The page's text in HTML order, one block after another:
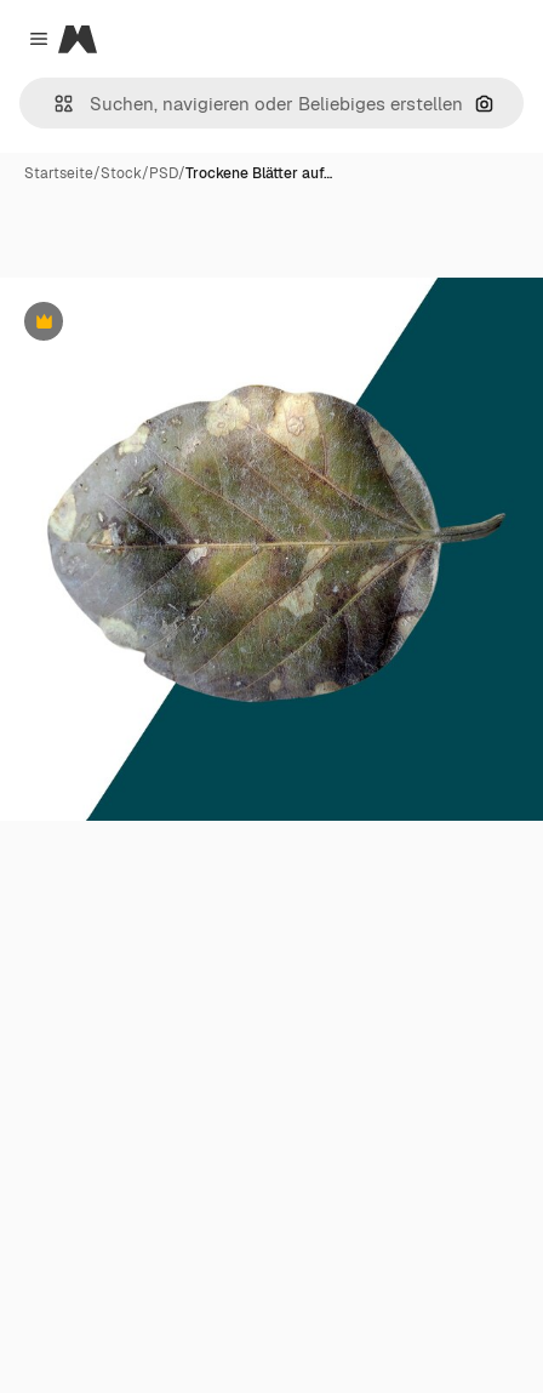
Close menu
Magnific
Nach
Startseite/Stock/PSD/Trockene Blätter auf…
Premium